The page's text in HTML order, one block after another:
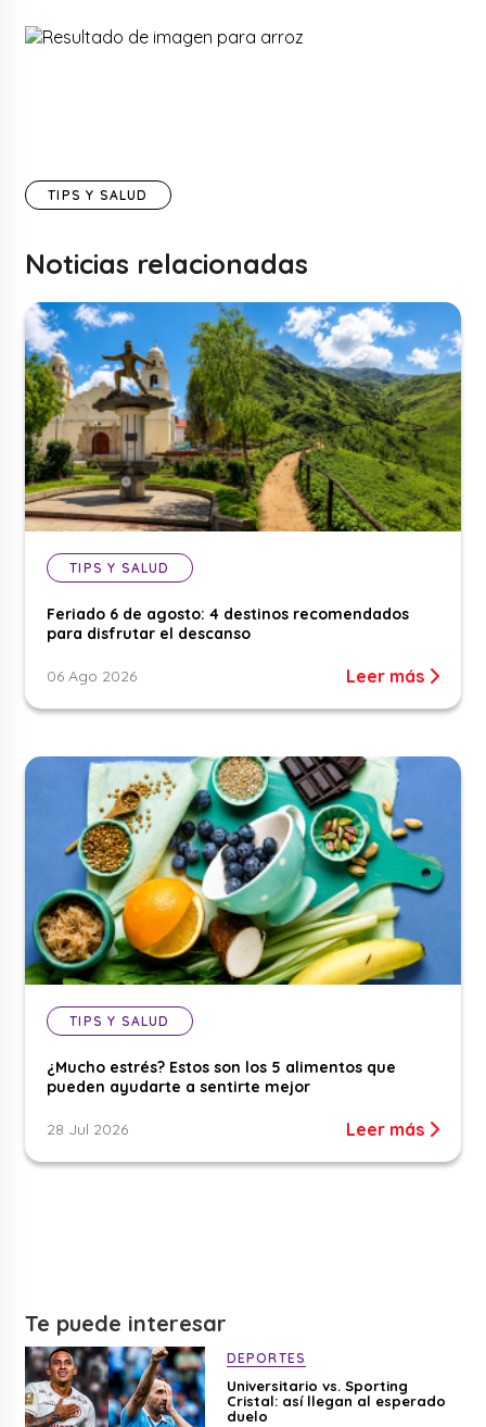
TIPS Y SALUD
Noticias relacionadas
TIPS Y SALUD
Feriado 6 de agosto: 4 destinos recomendados
para disfrutar el descanso
06 Ago 2026 Leer más
TIPS Y SALUD
¿Mucho estrés? Estos son los 5 alimentos que
pueden ayudarte a sentirte mejor
28 Jul 2026 Leer más
Te puede interesar
DEPORTES
Universitario vs. Sporting
Cristal: así llegan al esperado
duelo